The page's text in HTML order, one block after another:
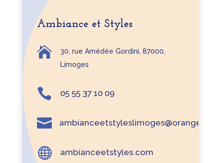
Ambiance et Styles

30, rue Amédée Gordini, 87000,
Limoges
 05 55 37 10 09
 ambianceetstyleslimoges@orange.fr
 ambianceetstyles.com